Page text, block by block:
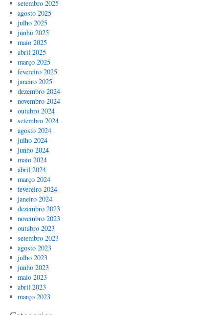
setembro 2025
agosto 2025
julho 2025
junho 2025
maio 2025
abril 2025
março 2025
fevereiro 2025
janeiro 2025
dezembro 2024
novembro 2024
outubro 2024
setembro 2024
agosto 2024
julho 2024
junho 2024
maio 2024
abril 2024
março 2024
fevereiro 2024
janeiro 2024
dezembro 2023
novembro 2023
outubro 2023
setembro 2023
agosto 2023
julho 2023
junho 2023
maio 2023
abril 2023
março 2023